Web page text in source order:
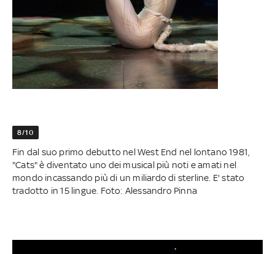
8/10
Fin dal suo primo debutto nel West End nel lontano 1981,
"Cats" è diventato uno dei musical più noti e amati nel
mondo incassando più di un miliardo di sterline. E' stato
tradotto in 15 lingue. Foto: Alessandro Pinna